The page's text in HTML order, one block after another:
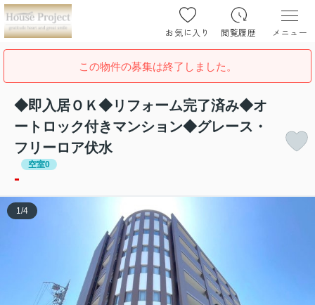
お気に入り 閲覧履歴 メニュー
この物件の募集は終了しました。
◆即入居ＯＫ◆リフォーム完了済み◆オ
ートロック付きマンション◆グレース・
フリーロア伏水
空室0
-
1 /4